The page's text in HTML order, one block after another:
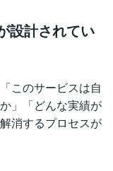
設計されてい
このサービスは自
」「どんな実績が
消するプロセスが